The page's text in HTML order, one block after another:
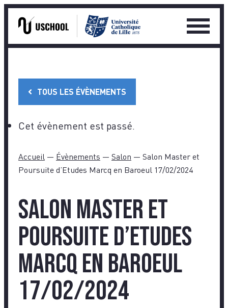
content
Ouvrir
le
TOUS LES ÉVÈNEMENTS
Cet évènement est passé.
Accueil — Évènements — Salon — Salon Master et
Poursuite d’Etudes Marcq en Baroeul 17/02/2024
Salon Master et
Poursuite d’Etudes
Marcq en Baroeul
17/02/2024